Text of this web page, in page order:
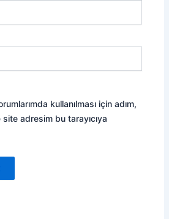
kullanılması için adım,
adresim bu tarayıcıya